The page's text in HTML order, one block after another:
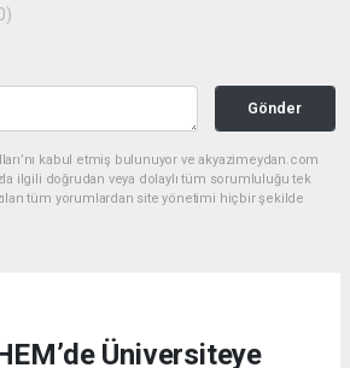
Gönder
kabul etmiş bulunuyor ve akyazimeydan.com
ilgili doğrudan veya dolaylı tüm sorumluluğu tek
tüm yorumlardan site yönetimi hiçbir şekilde
Üniversiteye